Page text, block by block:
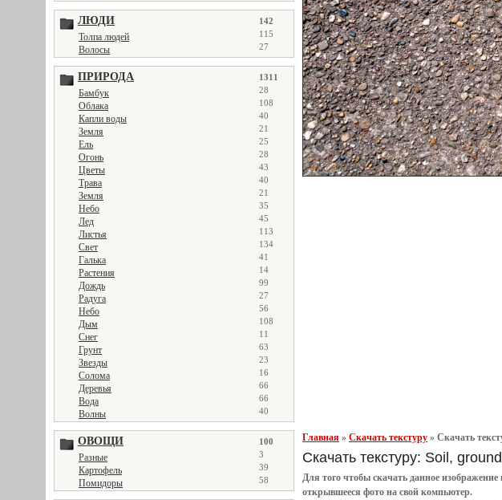
ЛЮДИ 142
Толпа людей 115
Волосы 27
ПРИРОДА 1311
Бамбук 28
Облака 108
Капли воды 40
Земля 21
Ель 25
Огонь 28
Цветы 43
Трава 40
Земля 21
Небо 35
Лед 45
Листья 113
Свет 134
Галька 41
Растения 14
Дождь 99
Радуга 27
Небо 56
Дым 108
Снег 11
Грунт 63
Звезды 23
Солома 16
Деревья 66
Вода 66
Волны 40
ОВОЩИ 100
Разные 3
Картофель 39
Помидоры 58
Главная » Скачать текстуру » Скачать
Скачать текстуру: Soil,
Для того чтобы скачать данное изображение
открывшееся фото на свой компьютер.